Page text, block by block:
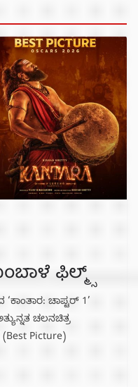
ಫಿಲ್ಮ್ಸ್
ಚಾಪ್ಟರ್ 1’
ಚಲನಚಿತ್ರ
(Best Picture)